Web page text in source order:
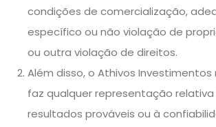
condições de comercialização,
específico ou não violação de
ou outra violação de direitos.
Além disso, o Athivos
faz qualquer representação
resultados prováveis ​​ou à